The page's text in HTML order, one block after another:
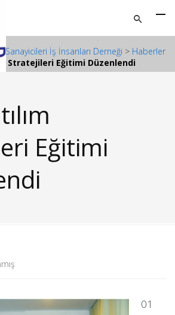
Sanayicileri İş İnsanları Derneği > Haberler
Stratejileri Eğitimi Düzenlendi
Eğitimi
01